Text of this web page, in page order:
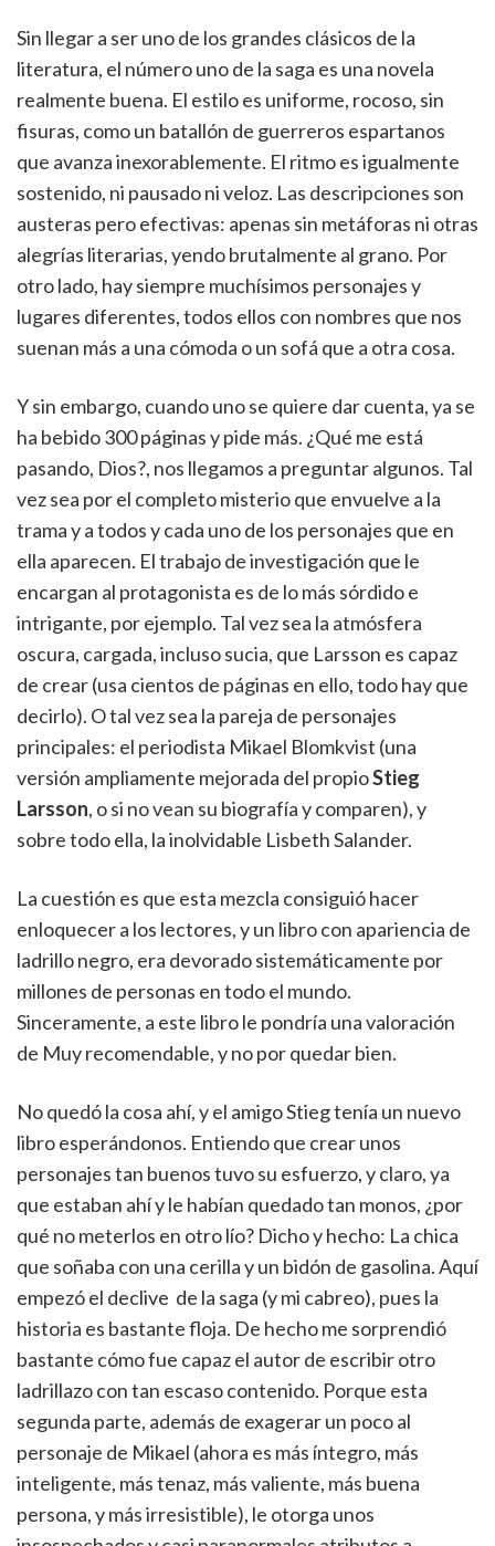
Sin llegar a ser uno de los grandes clásicos de la
literatura, el número uno de la saga es una novela
realmente buena. El estilo es uniforme, rocoso, sin
fisuras, como un batallón de guerreros espartanos
que avanza inexorablemente. El ritmo es igualmente
sostenido, ni pausado ni veloz. Las descripciones son
austeras pero efectivas: apenas sin metáforas ni otras
alegrías literarias, yendo brutalmente al grano. Por
otro lado, hay siempre muchísimos personajes y
lugares diferentes, todos ellos con nombres que nos
suenan más a una cómoda o un sofá que a otra cosa.
Y sin embargo, cuando uno se quiere dar cuenta, ya se
ha bebido 300 páginas y pide más. ¿Qué me está
pasando, Dios?, nos llegamos a preguntar algunos. Tal
vez sea por el completo misterio que envuelve a la
trama y a todos y cada uno de los personajes que en
ella aparecen. El trabajo de investigación que le
encargan al protagonista es de lo más sórdido e
intrigante, por ejemplo. Tal vez sea la atmósfera
oscura, cargada, incluso sucia, que Larsson es capaz
de crear (usa cientos de páginas en ello, todo hay que
decirlo). O tal vez sea la pareja de personajes
principales: el periodista Mikael Blomkvist (una
versión ampliamente mejorada del propioStieg
Larsson, o si no vean su biografía y comparen), y
sobre todo ella, la inolvidable Lisbeth Salander.
La cuestión es que esta mezcla consiguió hacer
enloquecer a los lectores, y un libro con apariencia de
ladrillo negro, era devorado sistemáticamente por
millones de personas en todo el mundo.
Sinceramente, a este libro le pondría una valoración
de Muy recomendable, y no por quedar bien.
No quedó la cosa ahí, y el amigo Stieg tenía un nuevo
libro esperándonos. Entiendo que crear unos
personajes tan buenos tuvo su esfuerzo, y claro, ya
que estaban ahí y le habían quedado tan monos, ¿por
qué no meterlos en otro lío? Dicho y hecho: La chica
que soñaba con una cerilla y un bidón de gasolina. Aquí
empezó el declive de la saga (y mi cabreo), pues la
historia es bastante floja. De hecho me sorprendió
bastante cómo fue capaz el autor de escribir otro
ladrillazo con tan escaso contenido. Porque esta
segunda parte, además de exagerar un poco al
personaje de Mikael (ahora es más íntegro, más
inteligente, más tenaz, más valiente, más buena
persona, y más irresistible), le otorga unos